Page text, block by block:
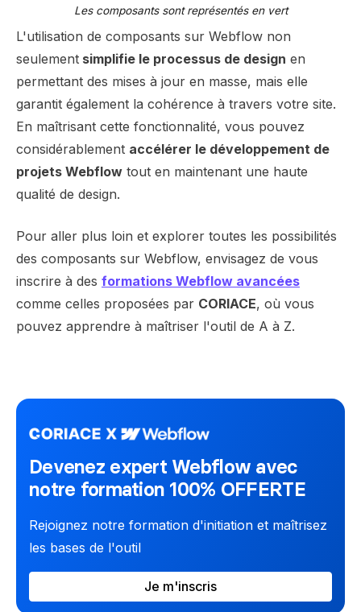
Les composants sont représentés en vert
L'utilisation de composants sur Webflow non
seulement simplifie le processus de design en
permettant des mises à jour en masse, mais elle
garantit également la cohérence à travers votre site.
En maîtrisant cette fonctionnalité, vous pouvez
considérablement accélérer le développement de
projets Webflow tout en maintenant une haute
qualité de design.
Pour aller plus loin et explorer toutes les possibilités
des composants sur Webflow, envisagez de vous
inscrire à des formations Webflow avancées
comme celles proposées par CORIACE, où vous
pouvez apprendre à maîtriser l'outil de A à Z.
Devenez expert Webflow avec
notre formation 100% OFFERTE
Rejoignez notre formation d'initiation et maîtrisez
les bases de l'outil
Je m'inscris